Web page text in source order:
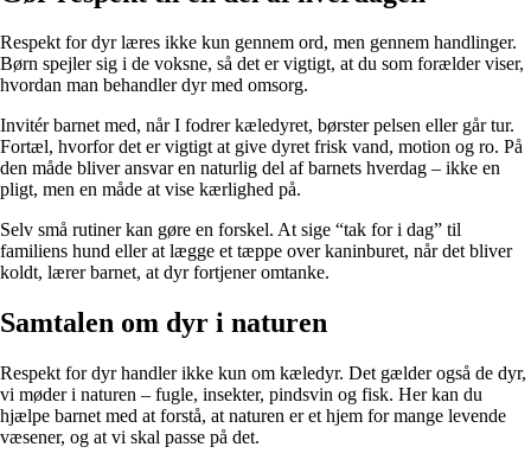
Respekt for dyr læres ikke kun gennem ord, men gennem handlinger.
Børn spejler sig i de voksne, så det er vigtigt, at du som forælder viser,
hvordan man behandler dyr med omsorg.
Invitér barnet med, når I fodrer kæledyret, børster pelsen eller går tur.
Fortæl, hvorfor det er vigtigt at give dyret frisk vand, motion og ro. På
den måde bliver ansvar en naturlig del af barnets hverdag – ikke en
pligt, men en måde at vise kærlighed på.
Selv små rutiner kan gøre en forskel. At sige “tak for i dag” til
familiens hund eller at lægge et tæppe over kaninburet, når det bliver
koldt, lærer barnet, at dyr fortjener omtanke.
Samtalen om dyr i naturen
Respekt for dyr handler ikke kun om kæledyr. Det gælder også de dyr,
vi møder i naturen – fugle, insekter, pindsvin og fisk. Her kan du
hjælpe barnet med at forstå, at naturen er et hjem for mange levende
væsener, og at vi skal passe på det.